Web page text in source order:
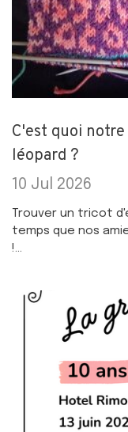
C'est quoi
léopard ?
10 Jul 2026
Trouver un tricot
temps que nos
!...